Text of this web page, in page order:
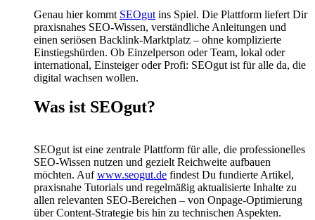
Genau hier kommt SEOgut ins Spiel. Die Plattform liefert Dir
praxisnahes SEO-Wissen, verständliche Anleitungen und
einen seriösen Backlink-Marktplatz – ohne komplizierte
Einstiegshürden. Ob Einzelperson oder Team, lokal oder
international, Einsteiger oder Profi: SEOgut ist für alle da, die
digital wachsen wollen.
Was ist SEOgut?
SEOgut ist eine zentrale Plattform für alle, die professionelles
SEO-Wissen nutzen und gezielt Reichweite aufbauen
möchten. Aufwww.seogut.de findest Du fundierte Artikel,
praxisnahe Tutorials und regelmäßig aktualisierte Inhalte zu
allen relevanten SEO-Bereichen – von Onpage-Optimierung
über Content-Strategie bis hin zu technischen Aspekten.